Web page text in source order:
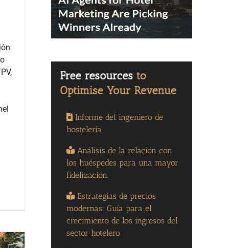
Informe del ingeniero de
hostelería
Análisis de la relación con
los huéspedes para una mayor
fidelización.
Estrategias de precios
modernas: Guía para el
crecimiento de los ingresos del
sector hotelero